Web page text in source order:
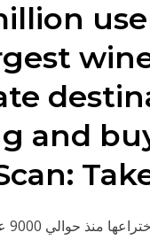
and